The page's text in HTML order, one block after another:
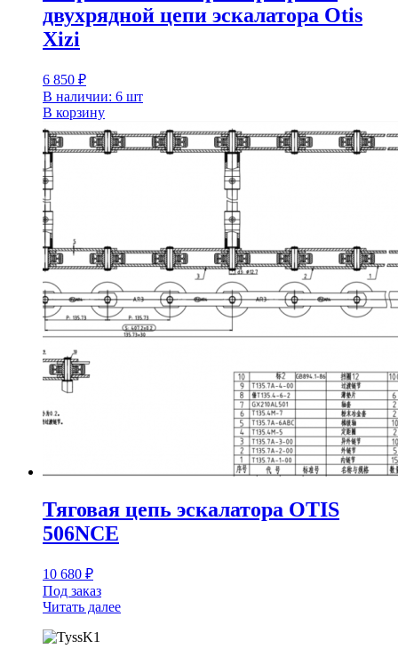
двухрядной цепи эскалатора Otis
Xizi
6 850 ₽
В наличии: 6 шт
В корзину
Тяговая цепь эскалатора OTIS
506NCE
10 680 ₽
Под заказ
Читать далее